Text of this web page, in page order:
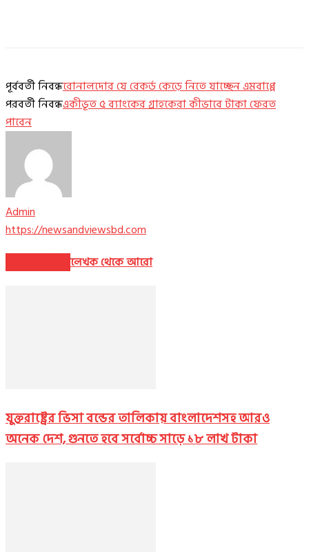
পূর্ববর্তী নিবন্ধরোনালদোর যে রেকর্ড কেড়ে নিতে যাচ্ছেন এমবাপ্পে
পরবর্তী নিবন্ধএকীভূত ৫ ব্যাংকের গ্রাহকেরা কীভাবে টাকা ফেরত
পাবেন
Admin
https://newsandviewsbd.com
লেখক থেকে আরো
যুক্তরাষ্ট্রের ভিসা বন্ডের তালিকায় বাংলাদেশসহ আরও
অনেক দেশ, গুনতে হবে সর্বোচ্চ সাড়ে ১৮ লাখ টাকা